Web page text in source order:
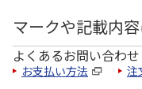
マークや記載内
よくあるお問い合わせ
お支払い方法 注